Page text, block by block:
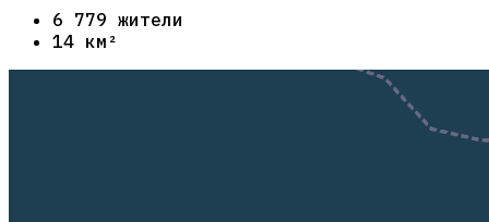
6 779 жители
14 км²